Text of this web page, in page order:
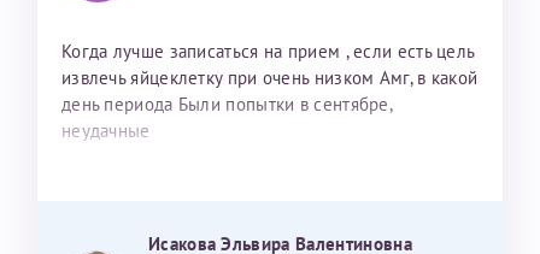
Когда лучше записаться на прием , если есть цель
извлечь яйцеклетку при очень низком Амг, в какой
день периода Были попытки в сентябре,
неудачные
Исакова Эльвира Валентиновна